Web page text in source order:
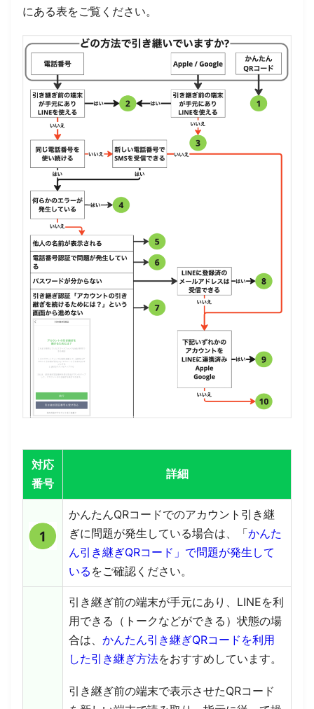
にある表をご覧ください。
対応
番号
詳細
かんたんQRコードでのアカウント引き継
ぎに問題が発生している場合は、「かんた
ん引き継ぎQRコード」で問題が発生して
いる をご確認ください。
引き継ぎ前の端末が手元にあり、LINEを利
用できる（トークなどができる）状態の場
合は、 かんたん引き継ぎQRコードを利用
した引き継ぎ方法をおすすめしています。
引き継ぎ前の端末で表示させたQRコード